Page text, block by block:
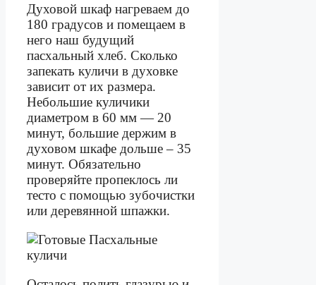
Духовой шкаф нагреваем до
180 градусов и помещаем в
него наш будущий
пасхальный хлеб. Сколько
запекать куличи в духовке
зависит от их размера.
Небольшие куличики
диаметром в 60 мм — 20
минут, большие держим в
духовом шкафе дольше – 35
минут. Обязательно
проверяйте пропеклось ли
тесто с помощью зубочистки
или деревянной шпажки.